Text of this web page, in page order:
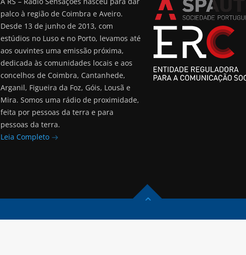
palco à região de Coimbra e Aveiro.
Desde 13 de junho de 2013, com
estúdios no Luso e no Porto, levamos até
aos ouvintes uma emissão próxima,
dedicada às comunidades locais e aos
concelhos de Coimbra, Cantanhede,
Arganil, Figueira da Foz, Góis, Lousã e
Mira. Somos uma rádio de proximidade,
feita por pessoas da terra e para
pessoas da terra.
Leia Completo